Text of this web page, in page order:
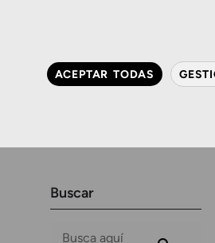
Contactología avanzada
Buscar
ACEPTAR TODAS